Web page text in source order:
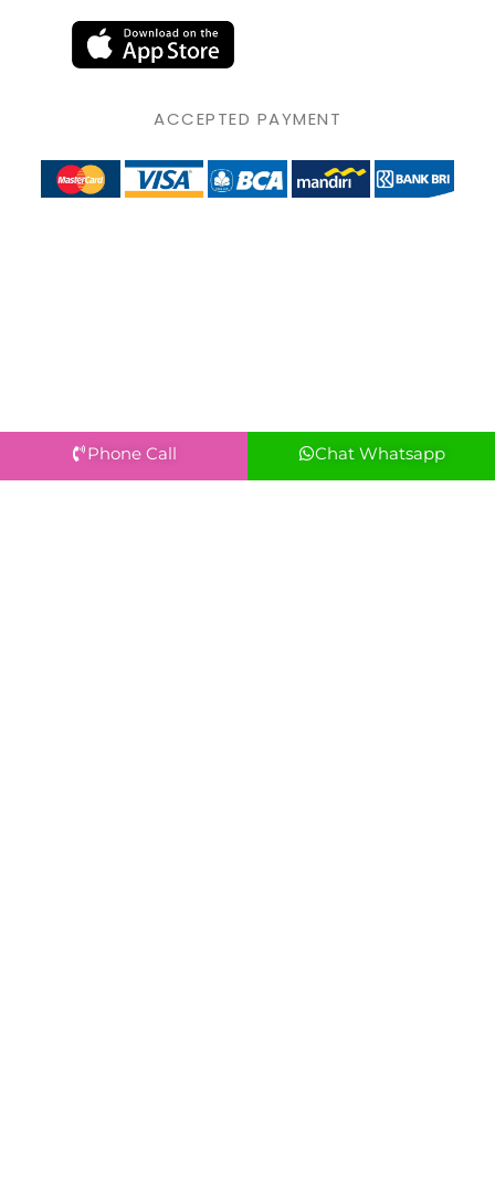
ACCEPTED PAYMENT
Phone Call Chat Whatsapp